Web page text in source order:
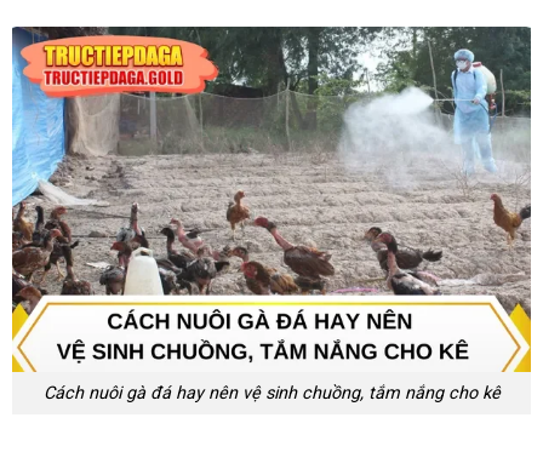
Cách nuôi gà đá hay nên vệ sinh chuồng, tắm nắng cho kê